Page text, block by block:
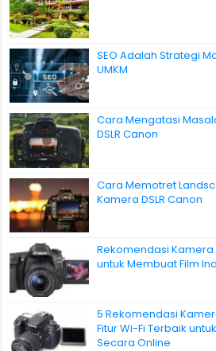
SEO Adalah Strategi
UMKM
Cara Mengatasi
DSLR Canon
Cara Memotret
Kamera DSLR Canon
Rekomendasi Kamera
untuk Membuat Film
5 Rekomendasi
Fitur Wi-Fi Terbaik
Secara Online